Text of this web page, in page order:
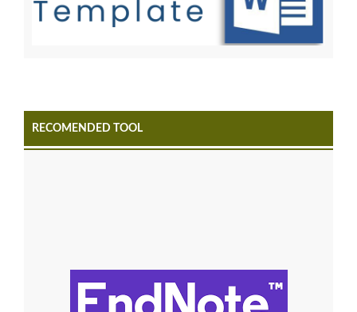
RECOMENDED TOOL